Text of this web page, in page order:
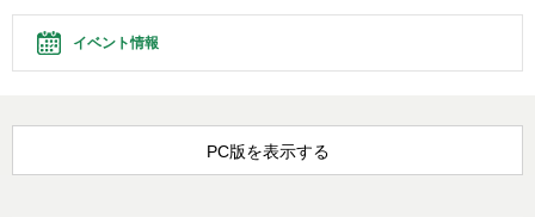
イベント情報
PC版を表示する